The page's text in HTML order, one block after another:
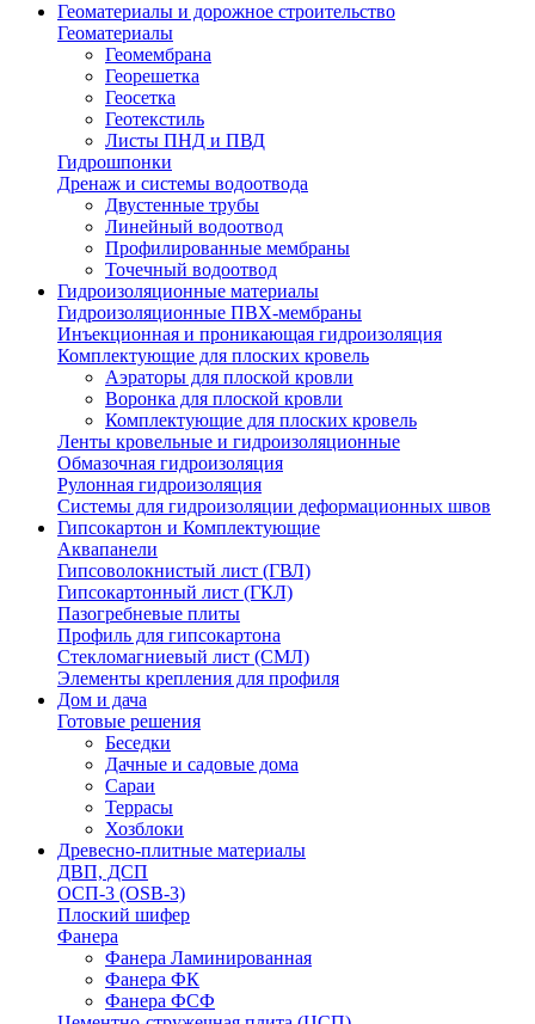
Геоматериалы и дорожное строительство
Геоматериалы
Геомембрана
Георешетка
Геосетка
Геотекстиль
Листы ПНД и ПВД
Гидрошпонки
Дренаж и системы водоотвода
Двустенные трубы
Линейный водоотвод
Профилированные мембраны
Точечный водоотвод
Гидроизоляционные материалы
Гидроизоляционные ПВХ-мембраны
Инъекционная и проникающая гидроизоляция
Комплектующие для плоских кровель
Аэраторы для плоской кровли
Воронка для плоской кровли
Комплектующие для плоских кровель
Ленты кровельные и гидроизоляционные
Обмазочная гидроизоляция
Рулонная гидроизоляция
Системы для гидроизоляции деформационных швов
Гипсокартон и Комплектующие
Аквапанели
Гипсоволокнистый лист (ГВЛ)
Гипсокартонный лист (ГКЛ)
Пазогребневые плиты
Профиль для гипсокартона
Стекломагниевый лист (СМЛ)
Элементы крепления для профиля
Дом и дача
Готовые решения
Беседки
Дачные и садовые дома
Сараи
Террасы
Хозблоки
Древесно-плитные материалы
ДВП, ДСП
ОСП-3 (OSB-3)
Плоский шифер
Фанера
Фанера Ламинированная
Фанера ФК
Фанера ФСФ